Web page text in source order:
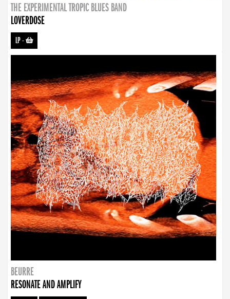
THE EXPERIMENTAL TROPIC BLUES BAND
LOVERDOSE
LP-
BEURRE
RESONATE AND AMPLIFY